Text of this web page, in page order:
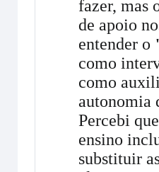
fazer, mas
de apoio
entender o
como
como
autonomia
Percebi
ensino
substituir